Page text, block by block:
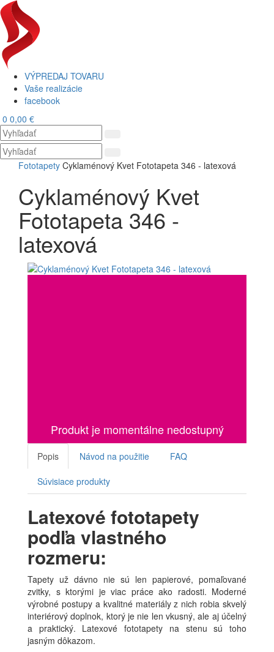
VÝPREDAJ TOVARU
Vaše realizácie
facebook
0 0,00 €
Fototapety Cyklaménový Kvet Fototapeta 346 - latexová
Cyklaménový Kvet
Fototapeta 346 -
latexová
Produkt je momentálne nedostupný
Popis Návod na použitie FAQ
Súvisiace produkty
Latexové fototapety
podľa vlastného
rozmeru:
Tapety už dávno nie sú len papierové, pomaľované
zvitky, s ktorými je viac práce ako radosti. Moderné
výrobné postupy a kvalitné materiály z nich robia skvelý
interiérový doplnok, ktorý je nie len vkusný, ale aj účelný
a praktický. Latexové fototapety na stenu sú toho
jasným dôkazom.